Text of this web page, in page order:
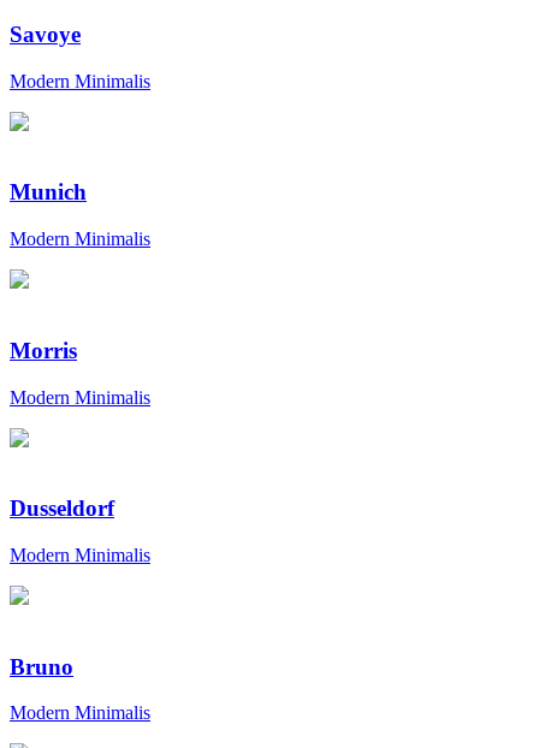
Savoye
Modern Minimalis
Munich
Modern Minimalis
Morris
Modern Minimalis
Dusseldorf
Modern Minimalis
Bruno
Modern Minimalis